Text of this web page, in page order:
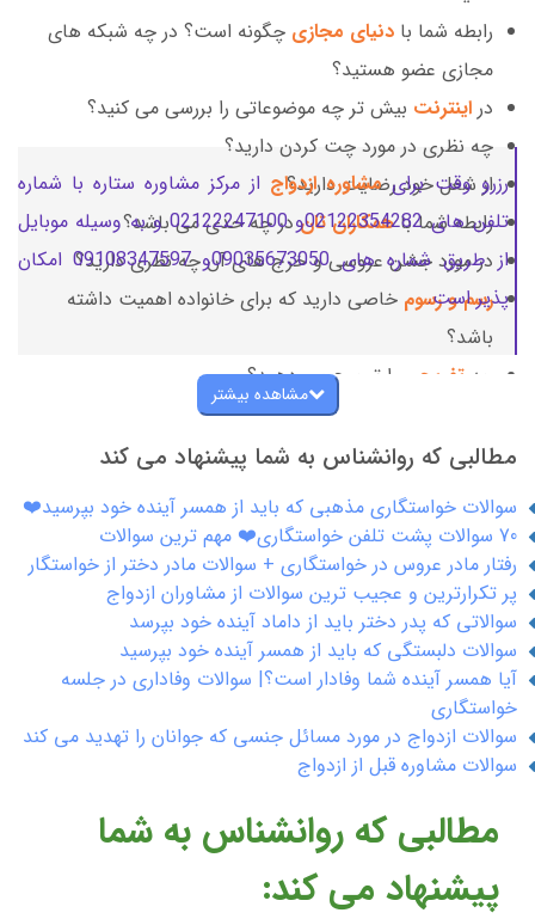
رابطه شما با دنیای مجازی چگونه است؟ در چه شبکه های
مجازی عضو هستید؟
در اینترنت بیش تر چه موضوعاتی را بررسی می کنید؟
چه نظری در مورد چت کردن دارید؟
از شغل خود رضایت دارید؟
رابطه شما باهمکاران تاندر چه حدی می باشد؟
در مورد جشن عروسی و خرج های آن چه نظری دارید؟
رسم و رسوم خاصی دارید که برای خانواده اهمیت داشته
باشد؟
چه تفریحی
را ترجیح می دهید؟
در هفته چقدر به انجام این تفریحات می پردازید؟
رزرو وقت برایمشاوره ازدواج از مرکز مشاوره ستاره با شماره
تلفن های 02122354282و 02122247100 و به وسیله موبایل
از طریق شماره های 09035673050و 09108347597 امکان
پذیر است.
مشاهده بیشتر
مطالبی که روانشناس به شما پیشنهاد می کند
سوالات خواستگاری مذهبی که باید از همسر آینده خود بپرسید❤️
70 سوالات پشت تلفن خواستگاری❤️ مهم ترین سوالات
رفتار مادر عروس در خواستگاری + سوالات مادر دختر از خواستگار
پر تکرارترین و عجیب ترین سوالات از مشاوران ازدواج
سوالاتی که پدر دختر باید از داماد آینده خود بپرسد
سوالات دلبستگی که باید از همسر آینده خود بپرسید
آیا همسر آینده شما وفادار است؟| سوالات وفاداری در جلسه
خواستگاری
سوالات ازدواج در مورد مسائل جنسی که جوانان را تهدید می کند
سوالات مشاوره قبل از ازدواج
مطالبی که روانشناس به شما
پیشنهاد می کند: